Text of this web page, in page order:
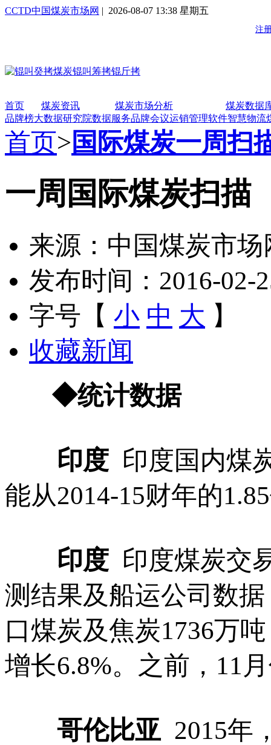
CCTD中国煤炭市场网 | 2026-08-07 13:38 星期五
首页 煤炭资讯 煤炭市场分析
煤炭数据
品牌榜大数据研究院数据服务品牌会议运销管理软件智慧物流
首页>国际煤炭一周扫
一周国际煤炭扫描
来源：中国煤炭市场
发布时间：2016-02-
字号【 小 中 大 】
收藏新闻
◆统计数据
印度 印度国内煤
能从2014-15财年的
印度 印度煤炭交
测结果及船运公司数
口煤炭及焦炭1736万
增长6.8%。之前，11
哥伦比亚 2015年